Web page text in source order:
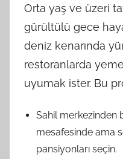
Orta yaş ve üzeri
gürültülü gece
deniz kenarında
restoranlarda
uyumak ister. Bu
Sahil merkezinden
mesafesinde ama
pansiyonları seçin.